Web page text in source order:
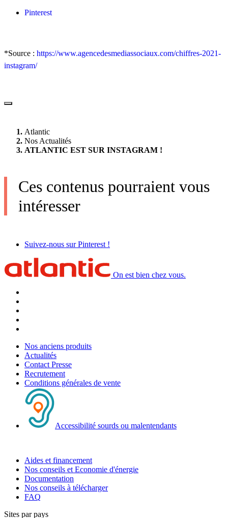
Pinterest
*Source : https://www.agencedesmediassociaux.com/chiffres-2021-
instagram/
Atlantic
Nos Actualités
ATLANTIC EST SUR INSTAGRAM !
Ces contenus pourraient vous
intéresser
Suivez-nous sur Pinterest !
On est bien chez vous.
Nos anciens produits
Actualités
Contact Presse
Recrutement
Conditions générales de vente
Accessibilité sourds ou malentendants
Aides et financement
Nos conseils et Economie d'énergie
Documentation
Nos conseils à télécharger
FAQ
Sites par pays